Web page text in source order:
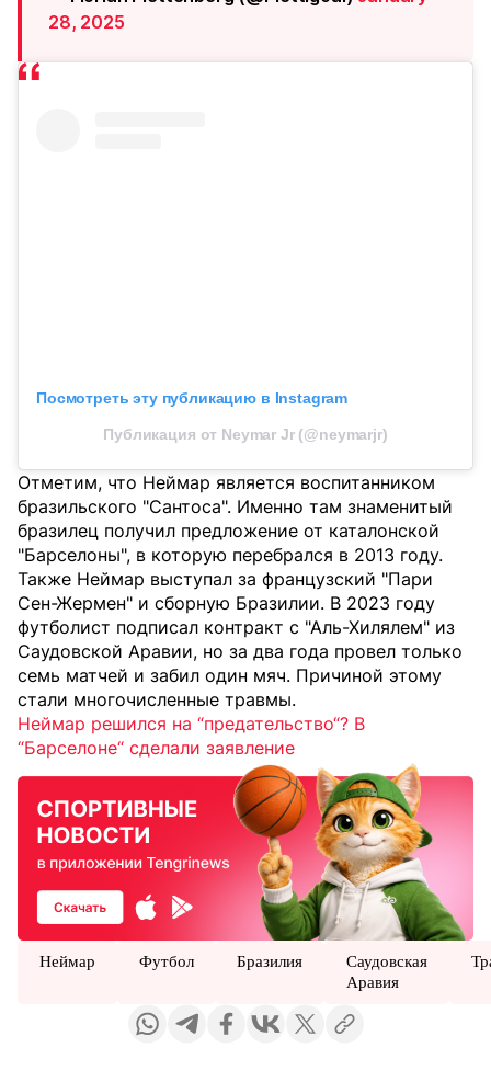
28, 2025
Посмотреть эту публикацию в Instagram
Публикация от Neymar Jr (@neymarjr)
Отметим, что Неймар является воспитанником
бразильского "Сантоса". Именно там знаменитый
бразилец получил предложение от каталонской
"Барселоны", в которую перебрался в 2013 году.
Также Неймар выступал за французский "Пари
Сен-Жермен" и сборную Бразилии. В 2023 году
футболист подписал контракт с "Аль-Хилялем" из
Саудовской Аравии, но за два года провел только
семь матчей и забил один мяч. Причиной этому
стали многочисленные травмы.
Неймар решился на “предательство“? В
“Барселоне“ сделали заявление
Неймар Футбол Бразилия
Саудовская
Аравия